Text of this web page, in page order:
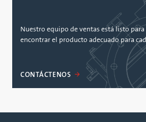
Nuestro equipo de ventas está listo para
encontrar el producto adecuado para
CONTÁCTENOS